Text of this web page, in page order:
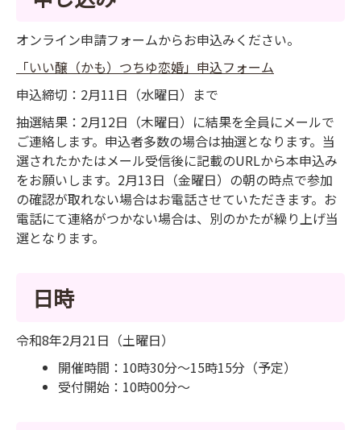
オンライン申請フォームからお申込みください。
「いい醸（かも）つちゆ恋婚」申込フォーム
申込締切：2月11日（水曜日）まで
抽選結果：2月12日（木曜日）に結果を全員にメールで
ご連絡します。申込者多数の場合は抽選となります。当
選されたかたはメール受信後に記載のURLから本申込み
をお願いします。2月13日（金曜日）の朝の時点で参加
の確認が取れない場合はお電話させていただきます。お
電話にて連絡がつかない場合は、別のかたが繰り上げ当
選となります。
日時
令和8年2月21日（土曜日）
開催時間：10時30分～15時15分（予定）
受付開始：10時00分～